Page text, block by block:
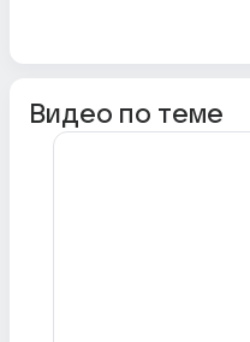
Видео по теме